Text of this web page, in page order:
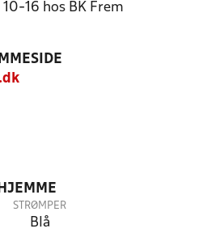
16 hos BK Frem
STRØMPER
Blå